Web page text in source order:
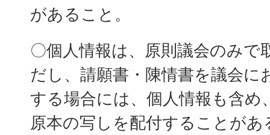
があること。
〇個人情報は、原則議会のみで
だし、請願書・陳情書を議会に
する場合には、個人情報も含め
原本の写しを配付することがあ